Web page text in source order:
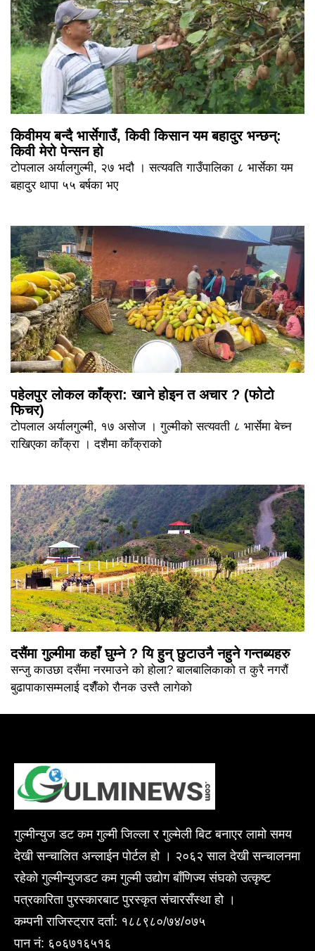
किवीमय बन्दै भार्सेगाउँ, किवी किसान यम बहादुर भन्छन्:
किवी मेरो पेन्सन हो
टोपलाल अर्यालगुल्मी, २७ भदौ । सत्यवति गाउँपालिका ८ भार्सेका यम
बहादुर थापा ५५ बर्षका भए
पहेलपुर लोकल काँक्रा: खाने होइन त अचार ? (फोटो
फिचर)
टोपलाल अर्यालगुल्मी, १७ असोज । गुल्मीको सत्यवती ८ भार्सेमा बेच्न
राखिएका काँक्रा । दशैमा काँक्राको
दसैंमा गुल्मीमा कहाँ घुम्ने ? यि हुन् छुटाउनै नहुने गन्तब्यहरु
सन्जु काउछा दसैंमा नरमाउने को होला? बालबालिकाको त कुरै नगरौं
बुढापाकासम्मलाई दशैँको रौनक उस्तै लागेको
गुल्मीन्युज डट कम गुल्मी जिल्ला र गुल्मेली बिट बनाएर लामो समय
देखी सन्चालित अन्लाईन पोर्टल हो । २०६२ साल देखी सन्चालनमा
रहेको गुल्मीन्युजडट कम गुल्मी उद्योग बाँणिज्य संघको उत्कृष्ट
पत्रकारिता पुरस्कारबाट पुरस्कृत संचारसँस्था हो ।
कम्पनी राजिस्ट्रार दर्ता: १८८९८०/७४/०७५
पान नं: ६०६७१६५१६